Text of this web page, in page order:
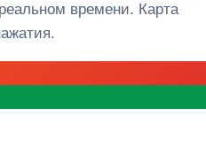
времени. Карта